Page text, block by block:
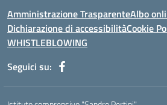
Amministrazione TrasparenteAlbo
Dichiarazione di accessibilitàCookie
WHISTLEBLOWING
Seguici su: